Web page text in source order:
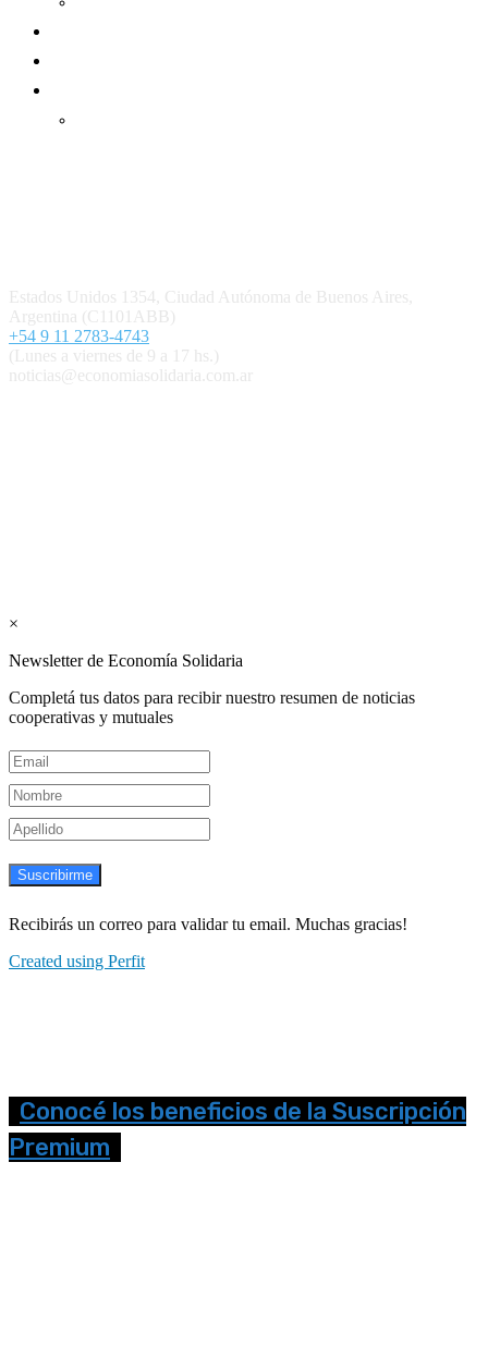
Estados Unidos 1354, Ciudad Autónoma de Buenos Aires,
Argentina (C1101ABB)
+54 9 11 2783-4743
(Lunes a viernes de 9 a 17 hs.)
noticias@economiasolidaria.com.ar
×
Newsletter de Economía Solidaria
Completá tus datos para recibir nuestro resumen de noticias
cooperativas y mutuales
Suscribirme
Recibirás un correo para validar tu email. Muchas gracias!
Created using Perfit
Conocé los beneficios de la Suscripción
Premium